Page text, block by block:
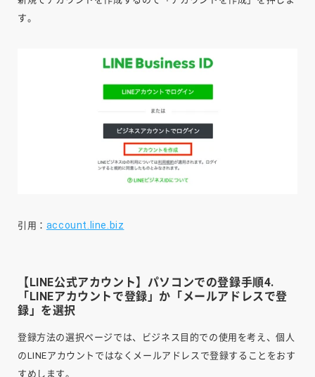
す。
引用： account.line.biz
【LINE公式アカウント】パソコンでの登録手順4.
「LINEアカウントで登録」か「メールアドレスで登
録」を選択
登録方法の選択ページでは、ビジネス目的での使用を考え、個人
のLINEアカウントではなくメールアドレスで登録することをおす
すめします。